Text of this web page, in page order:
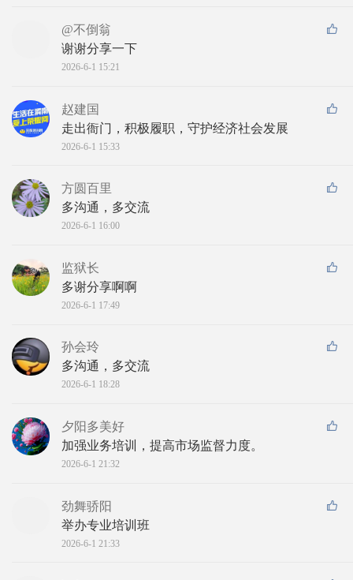
@不倒翁
谢谢分享一下
2026-6-1 15:21
赵建国
走出衙门，积极履职，守护经济社会发展
2026-6-1 15:33
方圆百里
多沟通，多交流
2026-6-1 16:00
监狱长
多谢分享啊啊
2026-6-1 17:49
孙会玲
多沟通，多交流
2026-6-1 18:28
夕阳多美好
加强业务培训，提高市场监督力度。
2026-6-1 21:32
劲舞骄阳
举办专业培训班
2026-6-1 21:33